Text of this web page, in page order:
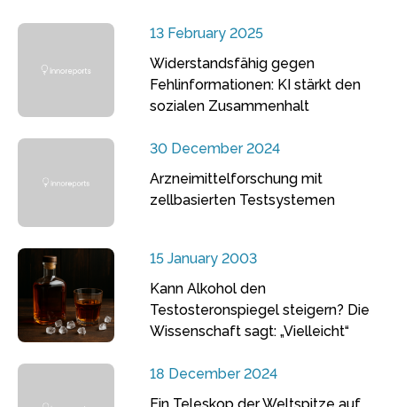
13 February 2025
Widerstandsfähig gegen
Fehlinformationen: KI stärkt den
sozialen Zusammenhalt
30 December 2024
Arzneimittelforschung mit
zellbasierten Testsystemen
15 January 2003
Kann Alkohol den
Testosteronspiegel steigern? Die
Wissenschaft sagt: „Vielleicht“
18 December 2024
Ein Teleskop der Weltspitze auf